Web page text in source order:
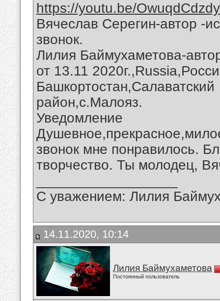
https://youtu.be/
Вячеслав Серегин-автор -
звонок.
Лилия Баймухаметова-
от 13.11
Башкортостан,Салаватский
район,с.Малояз.
Уведомление
звонок мне понравилось.
творчество. Ты молодец,
С уважением: Лилия
14.11.2020, 10:14
Лилия Баймухаметова
Постоянный пользователь